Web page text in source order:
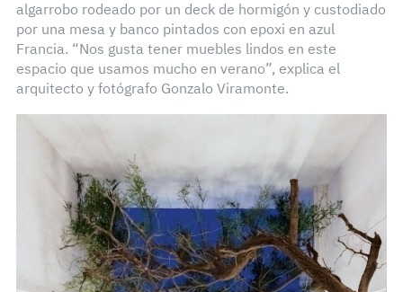
algarrobo rodeado por un deck de hormigón y custodiado
por una mesa y banco pintados con epoxi en azul
Francia. “Nos gusta tener muebles lindos en este
espacio que usamos mucho en verano”, explica el
arquitecto y fotógrafo Gonzalo Viramonte.